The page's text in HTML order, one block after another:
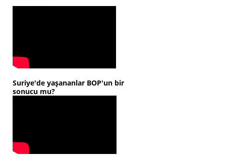
Suriye'de yaşananlar BOP'un bir
sonucu mu?